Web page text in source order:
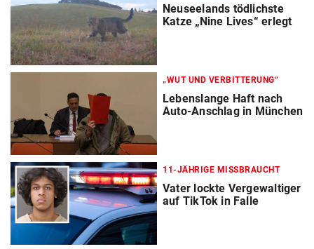
Neuseelands tödlichste
Katze „Nine Lives“ erlegt
„WUT UND VERBITTERUNG“
Lebenslange Haft nach
Auto-Anschlag in München
11-JÄHRIGE MISSBRAUCHT
Vater lockte Vergewaltiger
auf TikTok in Falle